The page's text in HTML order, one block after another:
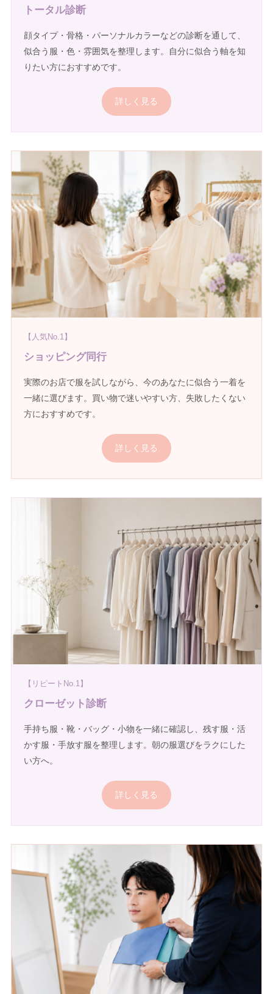
トータル診断
顔タイプ・骨格・パーソナルカラーなどの診断を通して、
似合う服・色・雰囲気を整理します。自分に似合う軸を知
りたい方におすすめです。
詳しく見る
【人気No.1】
ショッピング同行
実際のお店で服を試しながら、今のあなたに似合う一着を
一緒に選びます。買い物で迷いやすい方、失敗したくない
方におすすめです。
詳しく見る
【リピートNo.1】
クローゼット診断
手持ち服・靴・バッグ・小物を一緒に確認し、残す服・活
かす服・手放す服を整理します。朝の服選びをラクにした
い方へ。
詳しく見る